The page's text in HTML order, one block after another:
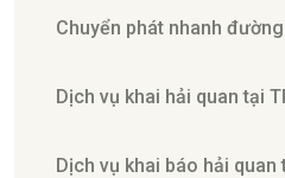
Chuyển phát nhanh
Dịch vụ khai hải quan tại
Dịch vụ khai báo hải quan